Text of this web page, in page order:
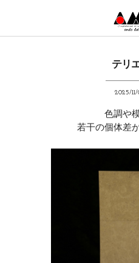
テリ
2025/
色調や
若干の個体差